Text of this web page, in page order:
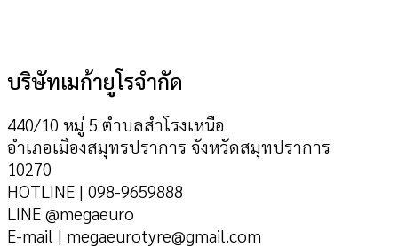
บริษัทเมก้ายูโรจำกัด
440/10 หมู่ 5 ตำบลสำโรงเหนือ
อำเภอเมืองสมุทรปราการ จังหวัดสมุทปราการ
10270
HOTLINE | 098-9659888
LINE @megaeuro
E-mail | megaeurotyre@gmail.com